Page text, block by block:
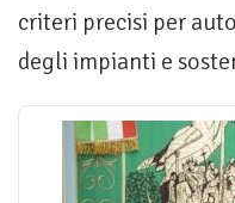
criteri precisi per
degli impianti e